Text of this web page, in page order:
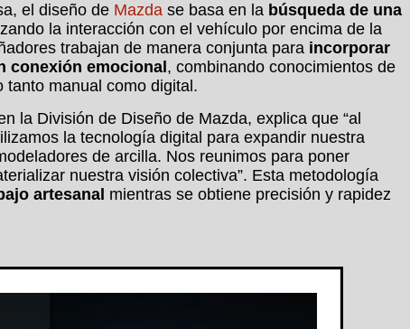
el diseño de Mazda se basa en la búsqueda de una
la interacción con el vehículo por encima de la
trabajan de manera conjunta para incorporar
conexión emocional , combinando conocimientos de
tanto manual como digital.
la División de Diseño de Mazda, explica que “al
la tecnología digital para expandir nuestra
de arcilla. Nos reunimos para poner
nuestra visión colectiva”. Esta metodología
artesanal mientras se obtiene precisión y rapidez